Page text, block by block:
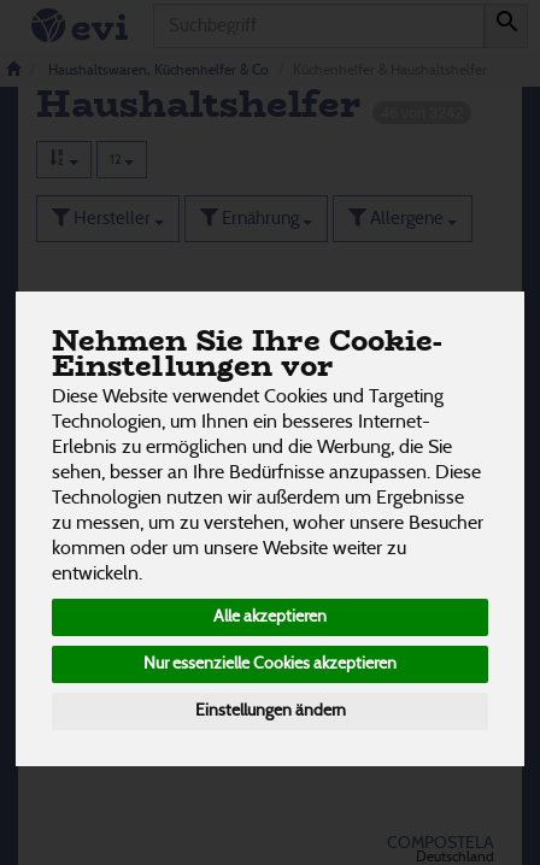
Nehmen Sie Ihre Cookie-
Einstellungen vor
Diese Website verwendet Cookies und Targeting
Technologien, um Ihnen ein besseres Internet-
Erlebnis zu ermöglichen und die Werbung, die Sie
sehen, besser an Ihre Bedürfnisse anzupassen. Diese
Technologien nutzen wir außerdem um Ergebnisse
zu messen, um zu verstehen, woher unsere Besucher
kommen oder um unsere Website weiter zu
entwickeln.
Alle akzeptieren
Nur essenzielle Cookies akzeptieren
Einstellungen ändern
Haushaltswaren, Küchenhelfer & Co
Küchenhelfer &
Haushaltshelfer
12
Hersteller Ernährung Allergene
COMPOSTELA
Deutschland